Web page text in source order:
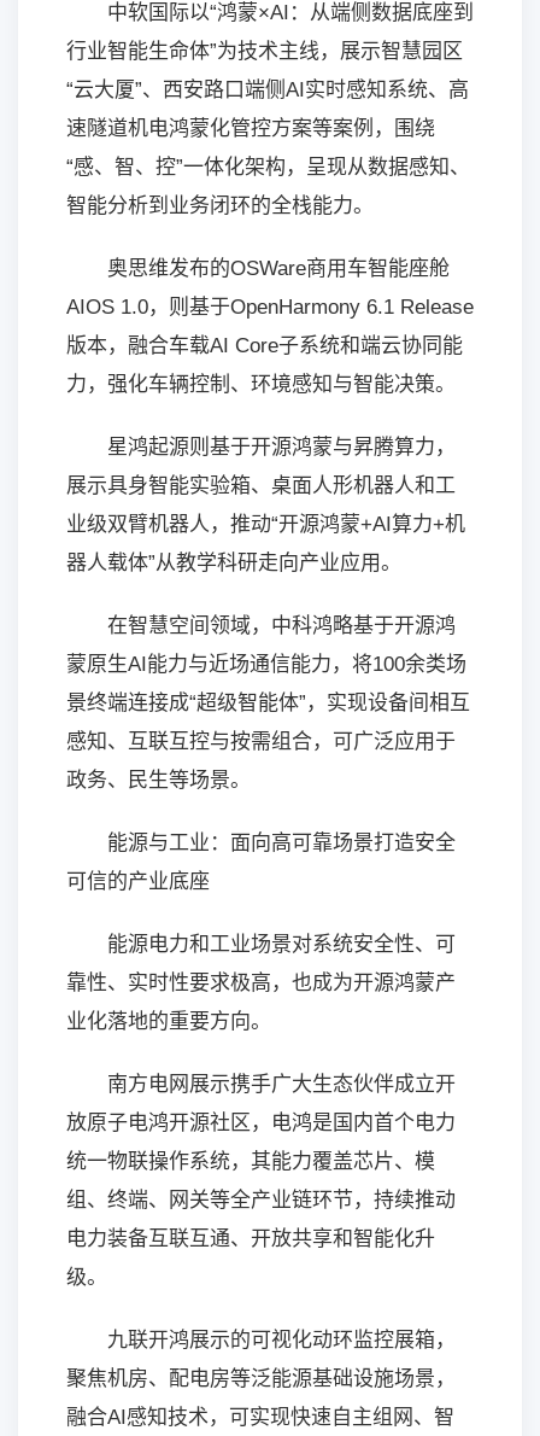
中软国际以“鸿蒙×AI：从端侧数据底座到
行业智能生命体”为技术主线，展示智慧园区
“云大厦”、西安路口端侧AI实时感知系统、高
速隧道机电鸿蒙化管控方案等案例，围绕
“感、智、控”一体化架构，呈现从数据感知、
智能分析到业务闭环的全栈能力。
奥思维发布的OSWare商用车智能座舱
AIOS 1.0，则基于OpenHarmony 6.1 Release
版本，融合车载AI Core子系统和端云协同能
力，强化车辆控制、环境感知与智能决策。
星鸿起源则基于开源鸿蒙与昇腾算力，
展示具身智能实验箱、桌面人形机器人和工
业级双臂机器人，推动“开源鸿蒙+AI算力+机
器人载体”从教学科研走向产业应用。
在智慧空间领域，中科鸿略基于开源鸿
蒙原生AI能力与近场通信能力，将100余类场
景终端连接成“超级智能体”，实现设备间相互
感知、互联互控与按需组合，可广泛应用于
政务、民生等场景。
能源与工业：面向高可靠场景打造安全
可信的产业底座
能源电力和工业场景对系统安全性、可
靠性、实时性要求极高，也成为开源鸿蒙产
业化落地的重要方向。
南方电网展示携手广大生态伙伴成立开
放原子电鸿开源社区，电鸿是国内首个电力
统一物联操作系统，其能力覆盖芯片、模
组、终端、网关等全产业链环节，持续推动
电力装备互联互通、开放共享和智能化升
级。
九联开鸿展示的可视化动环监控展箱，
聚焦机房、配电房等泛能源基础设施场景，
融合AI感知技术，可实现快速自主组网、智